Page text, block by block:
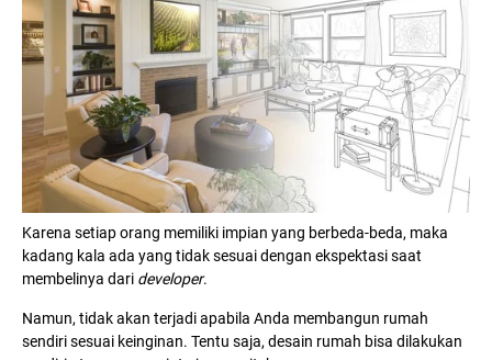
Karena setiap orang memiliki impian yang berbeda-beda, maka
kadang kala ada yang tidak sesuai dengan ekspektasi saat
membelinya dari developer.
Namun, tidak akan terjadi apabila Anda membangun rumah
sendiri sesuai keinginan. Tentu saja, desain rumah bisa dilakukan